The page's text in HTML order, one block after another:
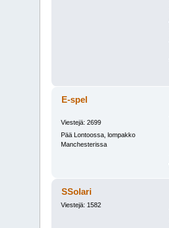
E-spel
Viestejä: 2699
Pää Lontoossa, lompakko
Manchesterissa
SSolari
Viestejä: 1582